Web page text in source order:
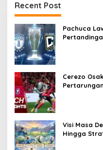
Recent Post
Pachuca
Cerezo
Visi Masa
Hingga